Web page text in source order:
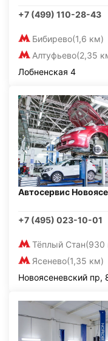
+7 (499) 110-28-43
Бибирево(1,6 км)
Алтуфьево(2,35
Лобненская 4
Автосервис
+7 (495) 023-10-01
Тёплый Стан(930
Ясенево(1,35 км)
Новоясеневский пр,